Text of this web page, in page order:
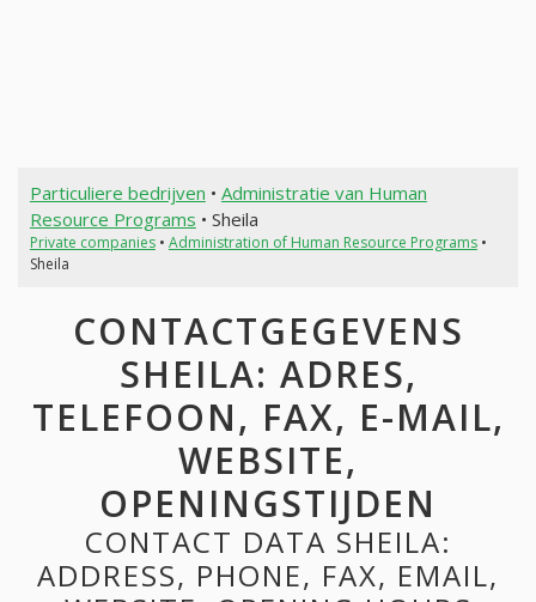
Particuliere bedrijven • Administratie van Human
Resource Programs • Sheila
Private companies• Administration of Human Resource Programs•
Sheila
CONTACTGEGEVENS
SHEILA: ADRES,
TELEFOON, FAX, E-MAIL,
WEBSITE,
OPENINGSTIJDEN
CONTACT DATA SHEILA:
ADDRESS, PHONE, FAX, EMAIL,